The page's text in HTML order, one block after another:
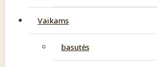
Vaikams
basutės